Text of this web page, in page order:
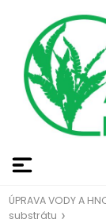
ÚPRAVA VODY A
substrátu